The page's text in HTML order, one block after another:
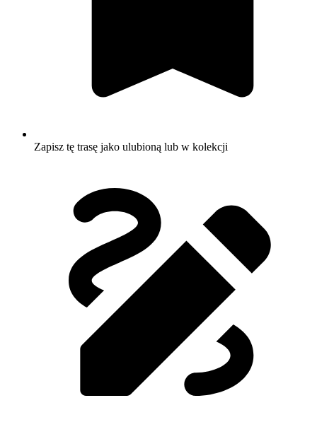
Zapisz tę trasę jako ulubioną lub w kolekcji